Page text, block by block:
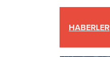
HABERLER